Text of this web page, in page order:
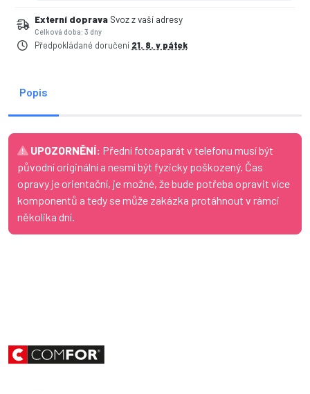
Externí doprava Svoz z vaší adresy
Celková doba: 3 dny
Předpokládané doručení 21. 8. v pátek
Popis
UPOZORNĚNÍ: Přední fotoaparát v telefonu musí být
původní originální a nesmí být fyzicky poškozený. Čas
opravy je orientační, je možné, že bude potřeba opravit více
komponentů a tedy se může zakázka protáhnout v rámci
několika dní.